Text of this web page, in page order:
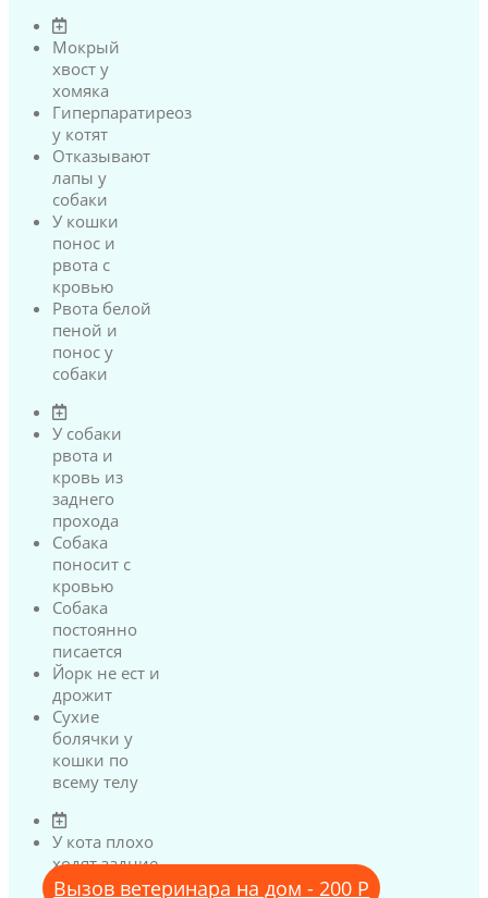
Вызов ветеринара на дом - 200 Р
Мокрый
хвост у
хомяка
Гиперпаратиреоз
у котят
Отказывают
лапы у
собаки
У кошки
понос и
рвота с
кровью
Рвота белой
пеной и
понос у
собаки
У собаки
рвота и
кровь из
заднего
прохода
Собака
поносит с
кровью
Собака
постоянно
писается
Йорк не ест и
дрожит
Сухие
болячки у
кошки по
всему телу
У кота плохо
ходят задние
лапы